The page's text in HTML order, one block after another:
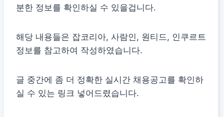
분한 정보를 확인하실 수 있을겁니다.
해당 내용들은 잡코리아, 사람인, 원티드, 인쿠르트
정보를 참고하여 작성하였습니다.
글 중간에 좀 더 정확한 실시간 채용공고를 확인하
실 수 있는 링크 넣어드렸습니다.